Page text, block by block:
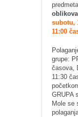
subotu,
11:00
grupe:
časova,
11:30
GRUPA
Mole se